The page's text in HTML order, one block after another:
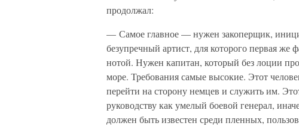
продолжал:
— Самое главное — нужен закоперщик,
безупречный артист, для которого первая же
нотой. Нужен капитан, который без лоции
море. Требования самые высокие. Этот
перейти на сторону немцев и служить им.
руководству как умелый боевой генерал,
должен быть известен среди пленных,